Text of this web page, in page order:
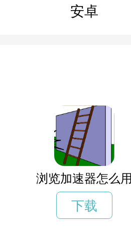
安卓
浏览加速器怎么用
下载